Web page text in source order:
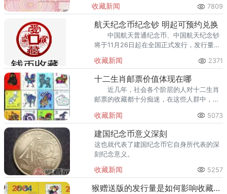
细节，票面中部数字增加了光彩光变效果最
受
收藏新闻 7809
航天纪念币纪念钞 明起可预约兑换
中国航天普通纪念币、中国航天纪念钞
将于11月26日起在全国正式发行，发行量分
收藏新闻 2371
十二生肖邮票价值体现在哪
近几年，社会各个阶层的人对十二生肖
邮票的收藏都十分痴迷，在这些人群中，有
不乏一些盲目跟风人群。
收藏新闻 5073
建国纪念币意义深刻
这也就代表了建国纪念币它自身所代表的深
刻纪念意义。
收藏新闻 5257
猴赠送版的发行量是如何影响收藏价值